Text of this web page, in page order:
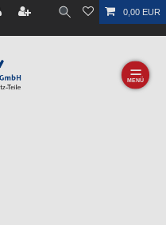
0,00 EUR
☰